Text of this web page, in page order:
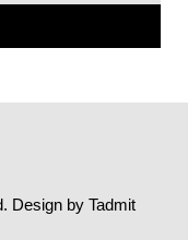
Design by Tadmit